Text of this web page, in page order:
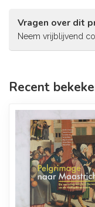
Vragen over dit
Neem vrijblijvend
Recent